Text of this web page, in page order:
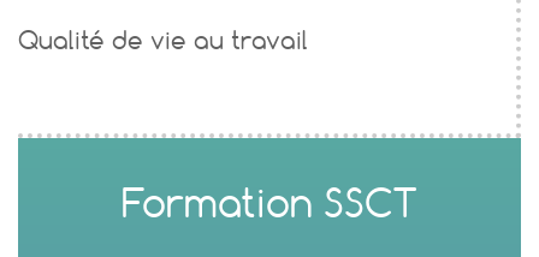
Qualité de vie au travail
Formation SSCT